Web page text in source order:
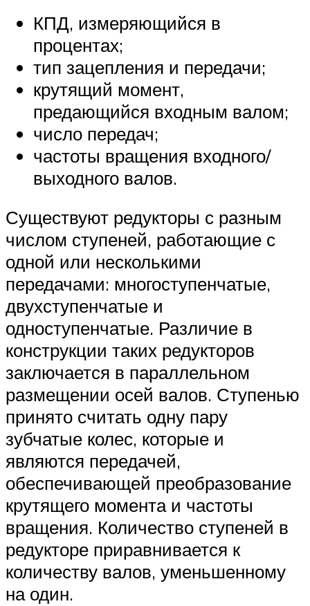
КПД, измеряющийся в
процентах;
тип зацепления и передачи;
крутящий момент,
предающийся входным валом;
число передач;
частоты вращения входного/
выходного валов.
Существуют редукторы с разным
числом ступеней, работающие с
одной или несколькими
передачами: многоступенчатые,
двухступенчатые и
одноступенчатые. Различие в
конструкции таких редукторов
заключается в параллельном
размещении осей валов. Ступенью
принято считать одну пару
зубчатые колес, которые и
являются передачей,
обеспечивающей преобразование
крутящего момента и частоты
вращения. Количество ступеней в
редукторе приравнивается к
количеству валов, уменьшенному
на один.